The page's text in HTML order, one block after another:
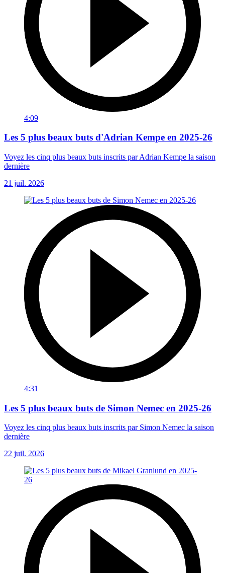
4:09
Les 5 plus beaux buts d'Adrian Kempe en 2025-26
Voyez les cinq plus beaux buts inscrits par Adrian Kempe la saison
dernière
21 juil. 2026
4:31
Les 5 plus beaux buts de Simon Nemec en 2025-26
Voyez les cinq plus beaux buts inscrits par Simon Nemec la saison
dernière
22 juil. 2026